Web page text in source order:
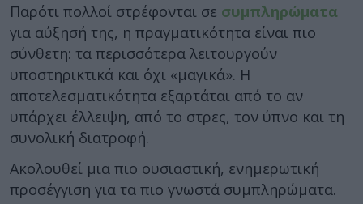
Παρότι πολλοί στρέφονται σε συμπληρώματα
για αύξησή της, η πραγματικότητα είναι πιο
σύνθετη: τα περισσότερα λειτουργούν
υποστηρικτικά και όχι «μαγικά». Η
αποτελεσματικότητα εξαρτάται από το αν
υπάρχει έλλειψη, από το στρες, τον ύπνο και τη
συνολική διατροφή.
Ακολουθεί μια πιο ουσιαστική, ενημερωτική
προσέγγιση για τα πιο γνωστά συμπληρώματα.